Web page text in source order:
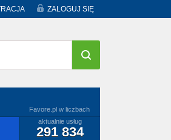
ZALOGUJ SIĘ
Favore.pl w liczbach
aktualnie usług
291 834